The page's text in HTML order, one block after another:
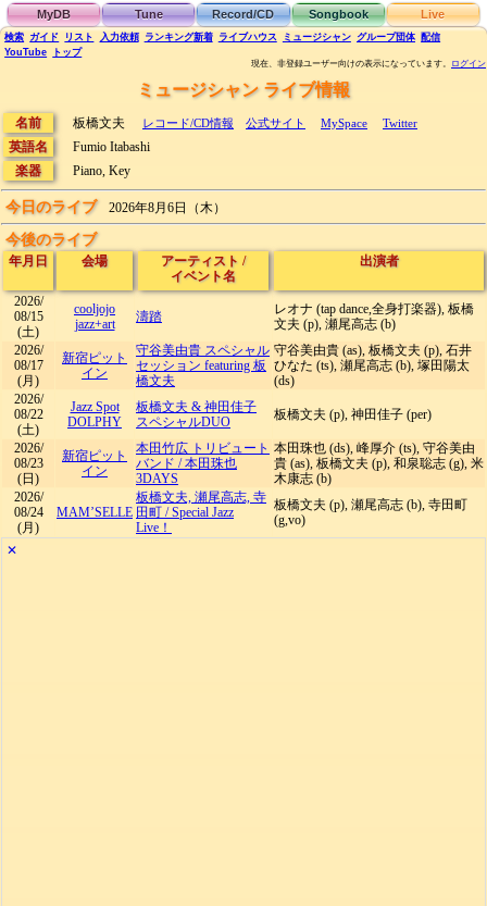
MyDB Tune Record/CD Songbook Live
検索 ガイド リスト 入力依頼 ランキング新着 ライブハウス ミュージシャン グループ団体 配信
YouTube
トップ
現在、非登録ユーザー向けの表示になっています。 ログイン
ミュージシャン ライブ情報
名前 板橋文夫 レコード/CD情報 公式サイト MySpace Twitter
英語名
Fumio Itabashi
楽器
Piano, Key
今日のライブ 2026年8月6日（木）
今後のライブ
年月日 会場 アーティスト /
イベント名
出演者
2026/
08/15
(土)
cooljojo
jazz+art
濤踏
レオナ (tap dance,全身打楽器), 板橋
文夫 (p), 瀬尾高志 (b)
2026/
08/17
(月)
新宿ピット
イン
守谷美由貴 スペシャル
セッション featuring 板
橋文夫
守谷美由貴 (as), 板橋文夫 (p), 石井
ひなた (ts), 瀬尾高志 (b), 塚田陽太
(ds)
2026/
08/22
(土)
Jazz Spot
DOLPHY
板橋文夫 & 神田佳子
スペシャルDUO
板橋文夫 (p), 神田佳子 (per)
2026/
08/23
(日)
新宿ピット
イン
本田竹広 トリビュート
バンド /本田珠也
3DAYS
本田珠也 (ds), 峰厚介 (ts), 守谷美由
貴 (as), 板橋文夫 (p), 和泉聡志 (g), 米
木康志 (b)
2026/
08/24
(月)
MAM’SELLE
板橋文夫, 瀬尾高志, 寺
田町 /Special Jazz
Live！
板橋文夫 (p), 瀬尾高志 (b), 寺田町
(g,vo)
✕